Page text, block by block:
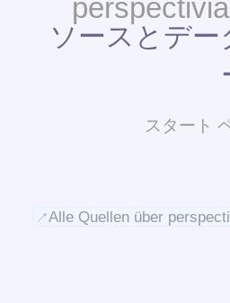
ソースとデー
スタート
Alle Quellen über